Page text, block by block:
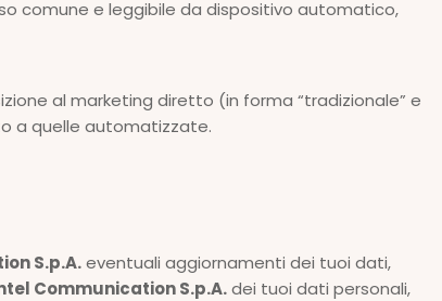
comune e leggibile da dispositivo automatico,
al marketing diretto (in forma “tradizionale” e
a quelle automatizzate.
S.p.A.eventuali aggiornamenti dei tuoi dati,
Communication S.p.A.dei tuoi dati personali,